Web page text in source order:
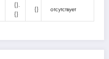
{}.
{}
{} отсутствует